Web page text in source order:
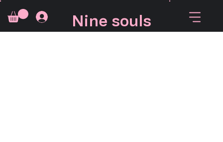
Nine souls